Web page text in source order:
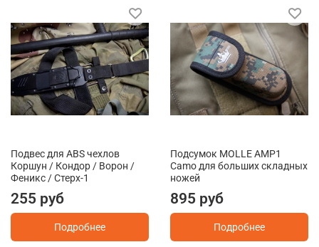
Подвес для ABS чехлов
Коршун / Кондор / Ворон /
Феникс / Стерх-1
255 руб
Подробнее
Подсумок MOLLE AMP1
Camo для больших складных
ножей
895 руб
Подробнее